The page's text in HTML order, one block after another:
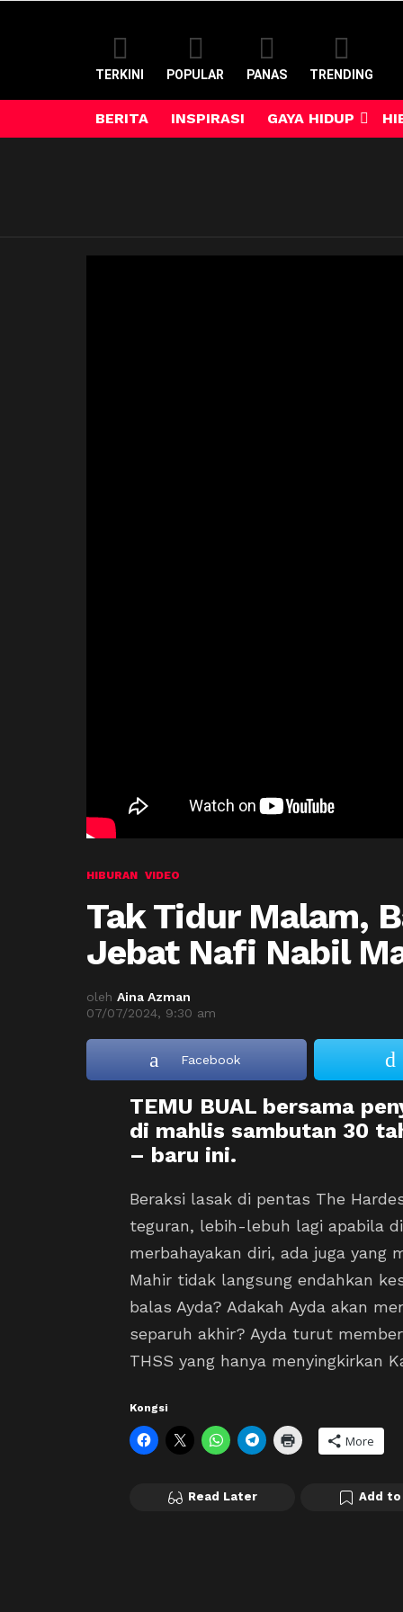
TERKINI POPULAR PANAS TRENDING
BERITA INSPIRASI GAYA HIDUP
HIBURAN VIDEO
Tak Tidur Malam,
Jebat Nafi Nabil
oleh Aina Azman
07/07/2024, 9:30 am
Facebook
TEMU BUAL bersama
di mahlis sambutan 30
– baru ini.
Beraksi lasak di pentas The
teguran, lebih-lebuh lagi apabila
merbahayakan diri, ada juga yang
Mahir tidak langsung endahkan
balas Ayda? Adakah Ayda akan
separuh akhir? Ayda turut
THSS yang hanya menyingkirkan
Kongsi
More
Read Later Add to